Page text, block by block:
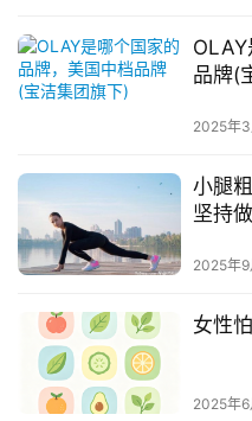
品牌(
2025年
小腿
坚持
2025年9
女性
2025年6